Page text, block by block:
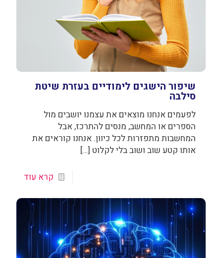
שיפור הישגים לימודיים בעזרת שיטת
סילבה
לפעמים אנחנו מוצאים את עצמנו יושבים מול
הספרים או המחשב, מנסים להתרכז, אבל
המחשבות מתפזרות לכל כיוון. אנחנו קוראים את
אותו קטע שוב ושוב בלי לקלוט […]
קרא עוד